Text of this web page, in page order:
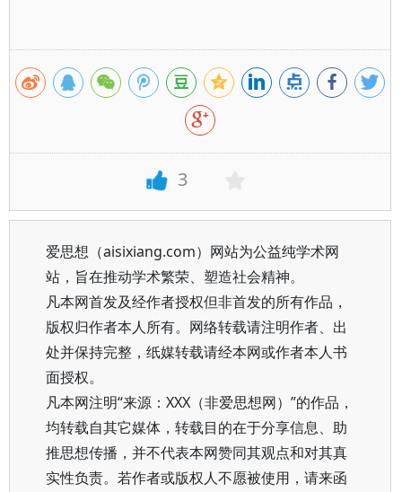
3
爱思想（aisixiang.com）网站为公益纯学术网
站，旨在推动学术繁荣、塑造社会精神。
凡本网首发及经作者授权但非首发的所有作品，
版权归作者本人所有。网络转载请注明作者、出
处并保持完整，纸媒转载请经本网或作者本人书
面授权。
凡本网注明“来源：XXX（非爱思想网）”的作品，
均转载自其它媒体，转载目的在于分享信息、助
推思想传播，并不代表本网赞同其观点和对其真
实性负责。若作者或版权人不愿被使用，请来函